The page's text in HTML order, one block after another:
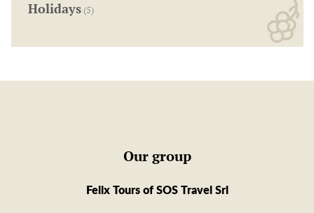
Holidays (5)
Our group
Felix Tours of SOS Travel Srl